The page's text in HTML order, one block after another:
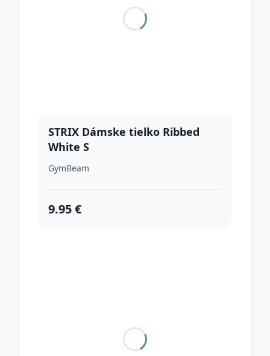
STRIX Dámske tielko Ribbed
White S
GymBeam
9.95 €